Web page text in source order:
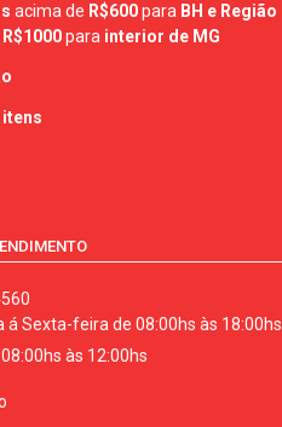
acima de R$600para BH e Região
R$1000para interior de MG
itens
á Sexta-feira de 08:00hs às 18:00hs
às 12:00hs